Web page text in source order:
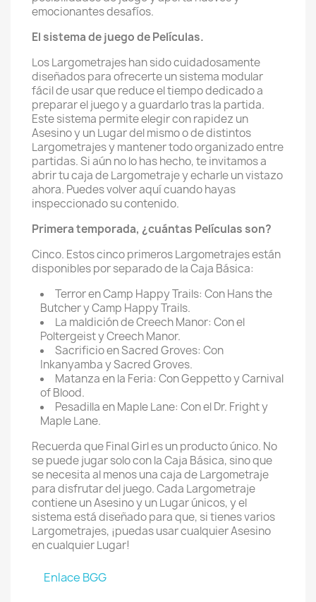
emocionantes desafíos.
El sistema de juego de Películas.
Los Largometrajes han sido cuidadosamente
diseñados para ofrecerte un sistema modular
fácil de usar que reduce el tiempo dedicado a
preparar el juego y a guardarlo tras la partida.
Este sistema permite elegir con rapidez un
Asesino y un Lugar del mismo o de distintos
Largometrajes y mantener todo organizado entre
partidas. Si aún no lo has hecho, te invitamos a
abrir tu caja de Largometraje y echarle un vistazo
ahora. Puedes volver aquí cuando hayas
inspeccionado su contenido.
Primera temporada, ¿cuántas Películas son?
Cinco. Estos cinco primeros Largometrajes están
disponibles por separado de la Caja Básica:
Terror en Camp Happy Trails: Con Hans the
Butcher y Camp Happy Trails.
La maldición de Creech Manor: Con el
Poltergeist y Creech Manor.
Sacrificio en Sacred Groves: Con
Inkanyamba y Sacred Groves.
Matanza en la Feria: Con Geppetto y Carnival
of Blood.
Pesadilla en Maple Lane: Con el Dr. Fright y
Maple Lane.
Recuerda que Final Girl es un producto único. No
se puede jugar solo con la Caja Básica, sino que
se necesita al menos una caja de Largometraje
para disfrutar del juego. Cada Largometraje
contiene un Asesino y un Lugar únicos, y el
sistema está diseñado para que, si tienes varios
Largometrajes, ¡puedas usar cualquier Asesino
en cualquier Lugar!
Enlace BGG